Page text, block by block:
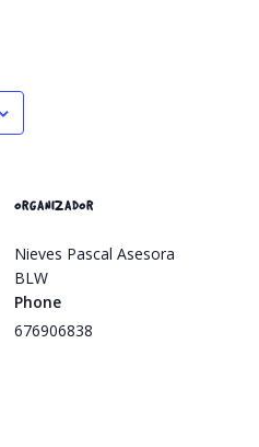
ORGANIZADOR
Nieves Pascal Asesora
BLW
Phone
676906838